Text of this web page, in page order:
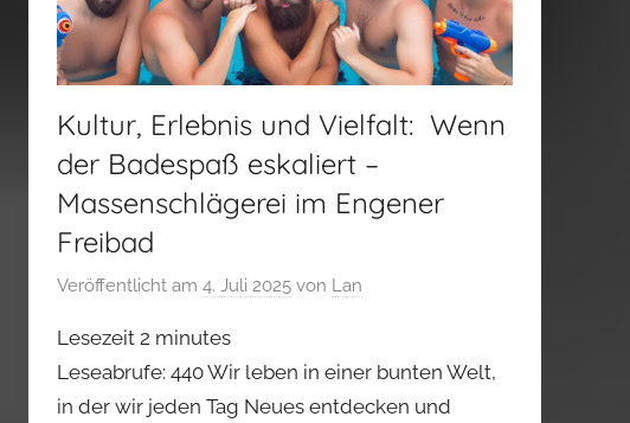
Kultur, Erlebnis und Vielfalt: Wenn
der Badespaß eskaliert –
Massenschlägerei im Engener
Freibad
Veröffentlicht am 4. Juli 2025 von Lan
Lesezeit 2 minutes
Leseabrufe: 440 Wir leben in einer bunten Welt,
in der wir jeden Tag Neues entdecken und